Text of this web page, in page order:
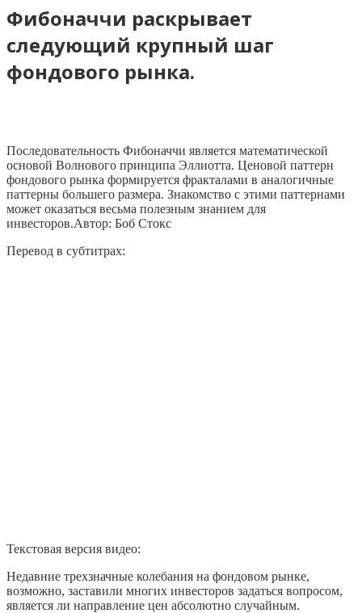
Фибоначчи раскрывает
следующий крупный шаг
фондового рынка.
Последовательность Фибоначчи является математической
основой Волнового принципа Эллиотта. Ценовой паттерн
фондового рынка формируется фракталами в аналогичные
паттерны большего размера. Знакомство с этими паттернами
может оказаться весьма полезным знанием для
инвесторов.Автор: Боб Стокс
Перевод в субтитрах:
Текстовая версия видео:
Недавние трехзначные колебания на фондовом рынке,
возможно, заставили многих инвесторов задаться вопросом,
является ли направление цен абсолютно случайным.